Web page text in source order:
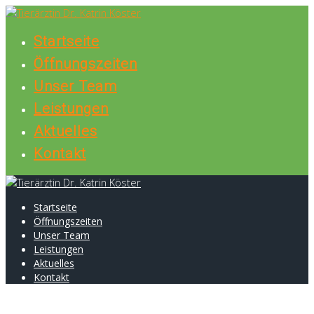
Skip
contentStartseite
Öffnungszeiten
Unser Team
Leistungen
Aktuelles
Kontakt
Startseite
Öffnungszeiten
Unser Team
Leistungen
Aktuelles
Kontakt